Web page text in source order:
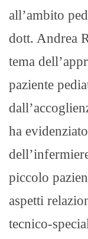
all’ambito
dott. Andrea
tema
paziente
ha
piccolo
aspetti
tecnico-